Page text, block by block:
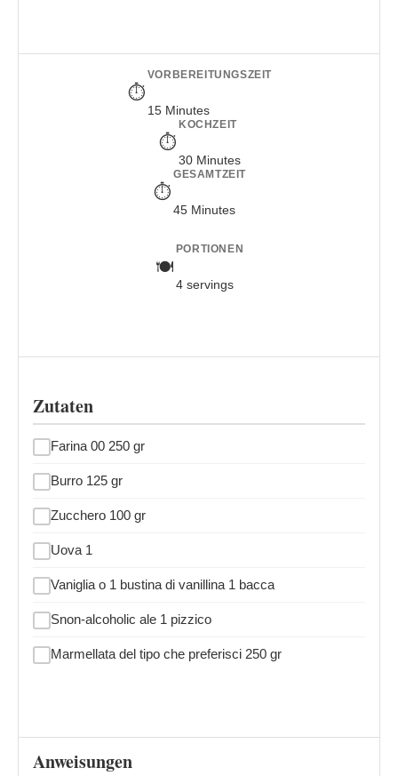
VORBEREITUNGSZEIT
15 Minutes
KOCHZEIT
30 Minutes
GESAMTZEIT
45 Minutes
PORTIONEN
4 servings
Zutaten
Farina 00 250 gr
Burro 125 gr
Zucchero 100 gr
Uova 1
Vaniglia o 1 bustina di vanillina 1 bacca
Snon-alcoholic ale 1 pizzico
Marmellata del tipo che preferisci 250 gr
Anweisungen